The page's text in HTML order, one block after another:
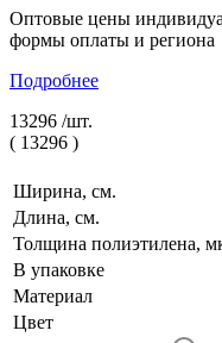
Оптовые цены
формы оплаты и региона
Подробнее
13296 /шт.
( 13296 )
Ширина, см.
Длина, см.
Толщина полиэтилена,
В упаковке
Материал
Цвет